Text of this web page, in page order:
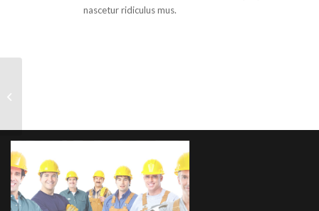
nascetur ridiculus mus.